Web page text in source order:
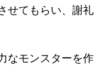
せてもらい、謝礼
なモンスターを作